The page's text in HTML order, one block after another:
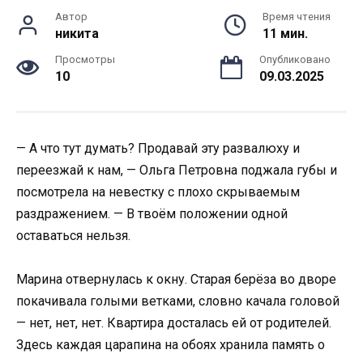
Автор
никита
Время чтения
11 мин.
Просмотры
10
Опубликовано
09.03.2025
— А что тут думать? Продавай эту развалюху и
переезжай к нам, — Ольга Петровна поджала губы и
посмотрела на невестку с плохо скрываемым
раздражением. — В твоём положении одной
оставаться нельзя.
Марина отвернулась к окну. Старая берёза во дворе
покачивала голыми ветками, словно качала головой
— нет, нет, нет. Квартира досталась ей от родителей.
Здесь каждая царапина на обоях хранила память о